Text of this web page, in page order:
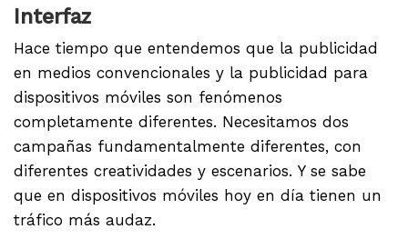
Interfaz
Hace tiempo que entendemos que la publicidad
en medios convencionales y la publicidad para
dispositivos móviles son fenómenos
completamente diferentes. Necesitamos dos
campañas fundamentalmente diferentes, con
diferentes creatividades y escenarios. Y se sabe
que en dispositivos móviles hoy en día tienen un
tráfico más audaz.